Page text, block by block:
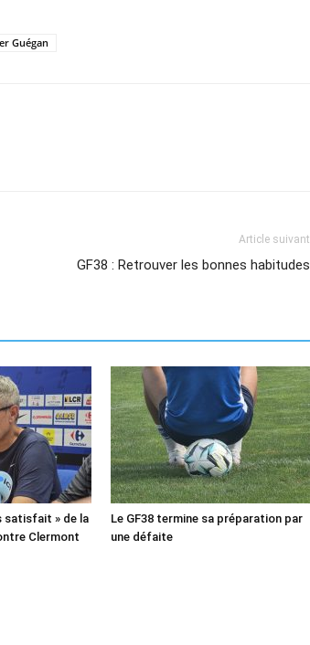
Guégan
Article suivant
GF38 : Retrouver les bonnes habitudes
satisfait » de la
Clermont
Le GF38 termine sa préparation par
une défaite